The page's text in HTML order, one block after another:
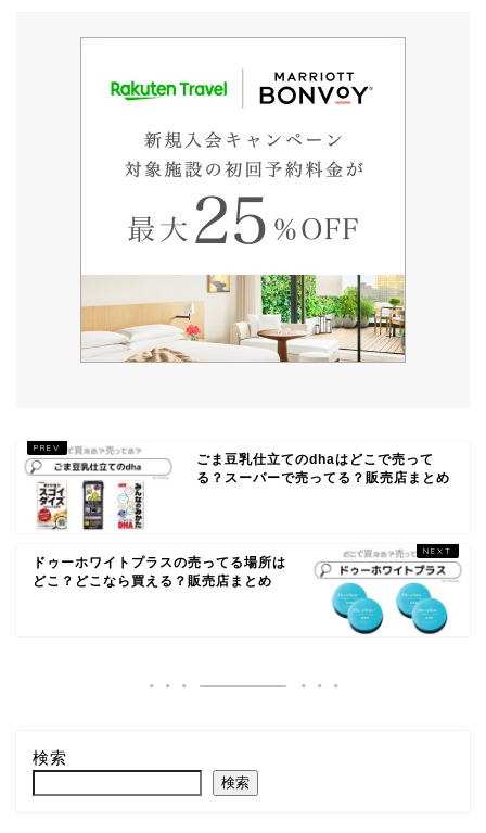
ごま豆乳仕立てのdhaはどこで売って
る？スーパーで売ってる？販売店まとめ
ドゥーホワイトプラスの売ってる場所は
どこ？どこなら買える？販売店まとめ
検索
検索